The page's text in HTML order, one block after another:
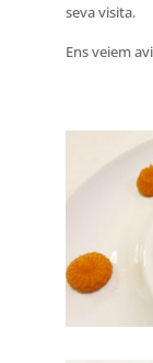
seva visita.
Ens veiem